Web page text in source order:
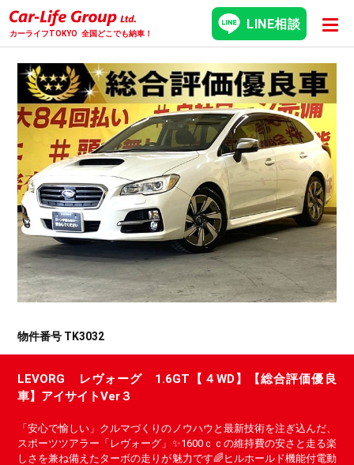
カーライフTOKYO 全国どこでも納車！
LINE相談
物件番号 TK3032
LEVORG レヴォーグ 1.6GT【４WD】【総合評価優良
車】アイサイトVer３
「安心で愉しい」クルマづくりのノウハウと最新技術を注ぎ込んだ、
スポーツツアラー「レヴォーグ」✨1600ｃｃの維持費の安さと走る楽
しさを兼ね備えたターボの走りが魅力です🌈ヒルホールド機能付電動